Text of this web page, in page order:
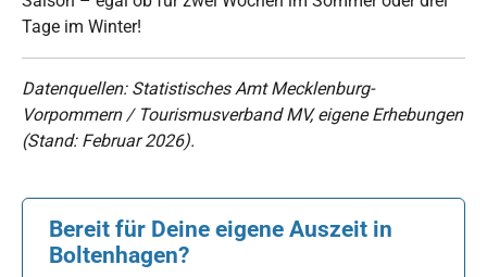
Tage im Winter!
Datenquellen: Statistisches Amt Mecklenburg-
Vorpommern / Tourismusverband MV, eigene Erhebungen
(Stand: Februar 2026).
Bereit für Deine eigene Auszeit in
Boltenhagen?